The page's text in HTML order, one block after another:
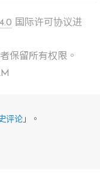
国际许可协议进
保留所有权限。
评论」。